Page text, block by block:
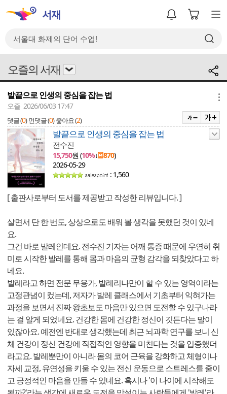
오즐의 서재
발끝으로 인생의 중심을 잡는 법
오즐 2026/06/03 17:47
댓글 (0) 먼댓글 (0) 좋아요 (2)
발끝으로 인생의 중심을 잡는 법
전수진
15,750원 (10%↓ 870)
2026-05-29
: 1,560
[ 출판사로부터 도서를 제공받고 작성한 리뷰입니다. ]
살면서 단 한 번도, 상상으로도 배워 볼 생각을 못했던 것이 있네
요.
그건 바로 발레인데요. 전수진 기자는 어깨 통증 때문에 우연히 취
미로 시작한 발레를 통해 몸과 마음의 균형 감각을 되찾았다고 하
네요.
발레라고 하면 전문 무용가, 발레리나만이 할 수 있는 영역이라는
고정관념이 컸는데, 저자가 발레 클래스에서 기초부터 익혀가는
과정을 보면서 진짜 왕초보도 마음만 있으면 도전할 수 있구나라
는 걸 알게 되었네요. 건강한 몸에 건강한 정신이 깃든다는 말이
있잖아요. 예전엔 반대로 생각했는데 최근 뇌과학 연구를 보니 신
체 건강이 정신 건강에 직접적인 영향을 미친다는 것을 입증했더
라고요. 발레뿐만이 아니라 몸의 코어 근육을 강화하고 체형이나
자세 교정, 유연성을 키울 수 있는 전신 운동으로 스트레스를 줄이
고 긍정적인 마음을 만들 수 있네요. 혹시나 '이 나이에 시작해도